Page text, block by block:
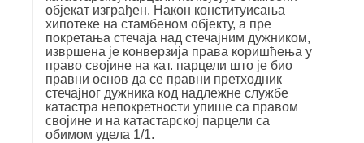
објекат изграђен. Након конституисања
хипотеке на стамбеном објекту, а пре
покретања стечаја над стечајним дужником,
извршена је конверзија права коришћења у
право својине на кат. парцели што је био
правни основ да се правни претходник
стечајног дужника код надлежне службе
катастра непокретности упише са правом
својине и на катастарској парцели са
обимом удела 1/1.